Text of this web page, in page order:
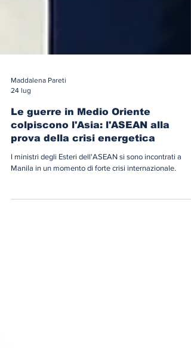
Maddalena Pareti
24 lug
Le guerre in Medio Oriente
colpiscono l'Asia: l'ASEAN alla
I ministri degli Esteri dell'ASEAN si sono incontrati a